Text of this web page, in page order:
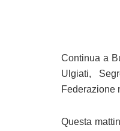
Continua a
Ulgiati,
Federazione
Questa